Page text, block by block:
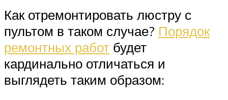
Как отремонтировать люстру с
пультом в таком случае? Порядок
ремонтных работ будет
кардинально отличаться и
выглядеть таким образом: